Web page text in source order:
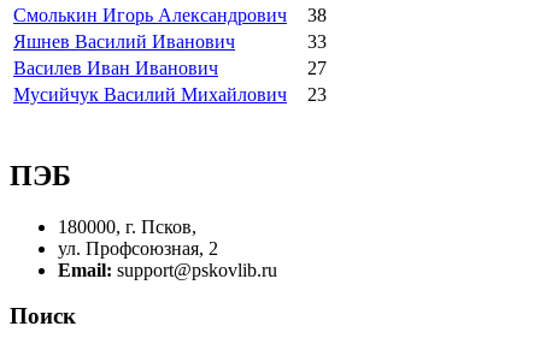
Смолькин Игорь Александрович
38
Яшнев Василий Иванович
33
Василев Иван Иванович
27
Мусийчук Василий Михайлович
23
ПЭБ
180000, г. Псков,
ул. Профсоюзная, 2
Email: support@pskovlib.ru
Поиск